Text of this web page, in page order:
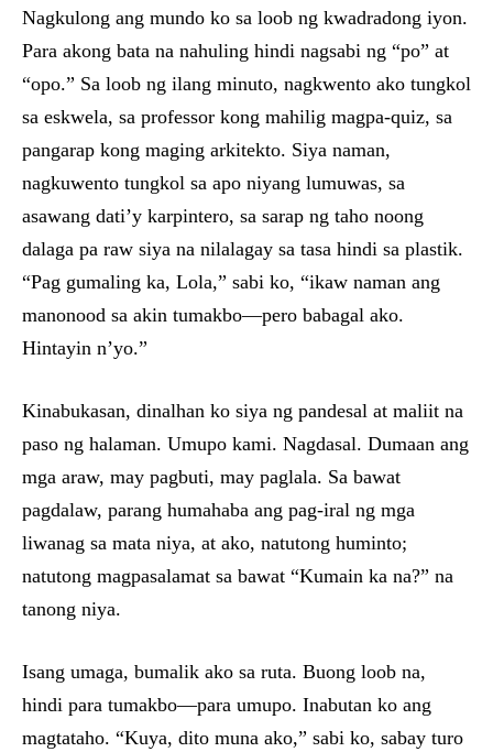
Nagkulong ang mundo ko sa loob ng kwadradong iyon.
Para akong bata na nahuling hindi nagsabi ng “po” at
“opo.” Sa loob ng ilang minuto, nagkwento ako tungkol
sa eskwela, sa professor kong mahilig magpa-quiz, sa
pangarap kong maging arkitekto. Siya naman,
nagkuwento tungkol sa apo niyang lumuwas, sa
asawang dati’y karpintero, sa sarap ng taho noong
dalaga pa raw siya na nilalagay sa tasa hindi sa plastik.
“Pag gumaling ka, Lola,” sabi ko, “ikaw naman ang
manonood sa akin tumakbo—pero babagal ako.
Hintayin n’yo.”
Kinabukasan, dinalhan ko siya ng pandesal at maliit na
paso ng halaman. Umupo kami. Nagdasal. Dumaan ang
mga araw, may pagbuti, may paglala. Sa bawat
pagdalaw, parang humahaba ang pag-iral ng mga
liwanag sa mata niya, at ako, natutong huminto;
natutong magpasalamat sa bawat “Kumain ka na?” na
tanong niya.
Isang umaga, bumalik ako sa ruta. Buong loob na,
hindi para tumakbo—para umupo. Inabutan ko ang
magtataho. “Kuya, dito muna ako,” sabi ko, sabay turo